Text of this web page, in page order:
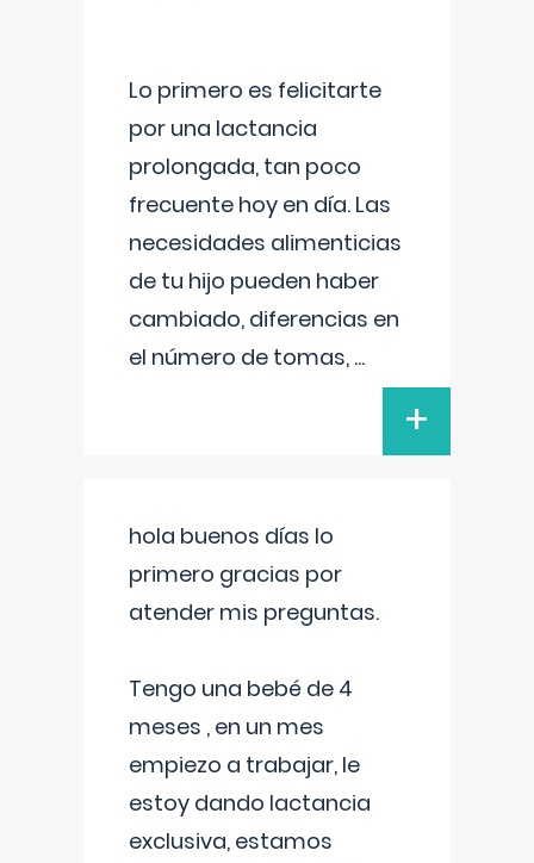
Lo primero es felicitarte
por una lactancia
prolongada, tan poco
frecuente hoy en día. Las
necesidades alimenticias
de tu hijo pueden haber
cambiado, diferencias en
el número de tomas, ...
+
hola buenos días lo
primero gracias por
atender mis preguntas.
Tengo una bebé de 4
meses , en un mes
empiezo a trabajar, le
estoy dando lactancia
exclusiva, estamos